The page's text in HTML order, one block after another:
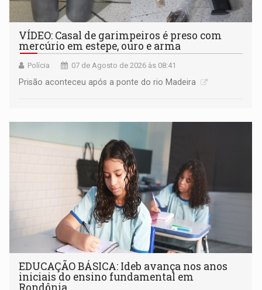
VÍDEO: Casal de garimpeiros é preso com
mercúrio em estepe, ouro e arma
Polícia 07 de Agosto de 2026 às 08:41
Prisão aconteceu após a ponte do rio Madeira
EDUCAÇÃO BÁSICA: Ideb avança nos anos
iniciais do ensino fundamental em